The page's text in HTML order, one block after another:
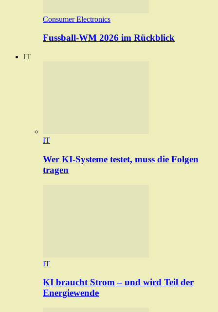
Consumer Electronics
Fussball-WM 2026 im Rückblick
IT
IT
Wer KI-Systeme testet, muss die Folgen
tragen
IT
KI braucht Strom – und wird Teil der
Energiewende